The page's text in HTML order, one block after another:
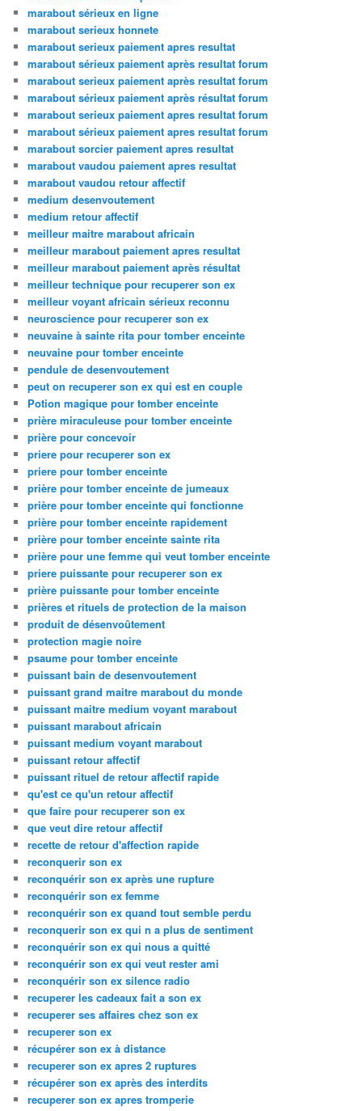
marabout sérieux en ligne
marabout serieux honnete
marabout serieux paiement apres resultat
marabout sérieux paiement après resultat forum
marabout serieux paiement après resultat forum
marabout sérieux paiement après résultat forum
marabout serieux paiement apres resultat forum
marabout sérieux paiement apres resultat forum
marabout sorcier paiement apres resultat
marabout vaudou paiement apres resultat
marabout vaudou retour affectif
medium desenvoutement
medium retour affectif
meilleur maitre marabout africain
meilleur marabout paiement apres resultat
meilleur marabout paiement après résultat
meilleur technique pour recuperer son ex
meilleur voyant africain sérieux reconnu
neuroscience pour recuperer son ex
neuvaine à sainte rita pour tomber enceinte
neuvaine pour tomber enceinte
pendule de desenvoutement
peut on recuperer son ex qui est en couple
Potion magique pour tomber enceinte
prière miraculeuse pour tomber enceinte
prière pour concevoir
priere pour recuperer son ex
priere pour tomber enceinte
prière pour tomber enceinte de jumeaux
prière pour tomber enceinte qui fonctionne
prière pour tomber enceinte rapidement
prière pour tomber enceinte sainte rita
prière pour une femme qui veut tomber enceinte
priere puissante pour recuperer son ex
prière puissante pour tomber enceinte
prières et rituels de protection de la maison
produit de désenvoûtement
protection magie noire
psaume pour tomber enceinte
puissant bain de desenvoutement
puissant grand maitre marabout du monde
puissant maitre medium voyant marabout
puissant marabout africain
puissant medium voyant marabout
puissant retour affectif
puissant rituel de retour affectif rapide
qu'est ce qu'un retour affectif
que faire pour recuperer son ex
que veut dire retour affectif
recette de retour d'affection rapide
reconquerir son ex
reconquérir son ex après une rupture
reconquérir son ex femme
reconquérir son ex quand tout semble perdu
reconquerir son ex qui n a plus de sentiment
reconquérir son ex qui nous a quitté
reconquérir son ex qui veut rester ami
reconquérir son ex silence radio
recuperer les cadeaux fait a son ex
recuperer ses affaires chez son ex
recuperer son ex
récupérer son ex à distance
recuperer son ex apres 2 ruptures
récupérer son ex après des interdits
recuperer son ex apres tromperie